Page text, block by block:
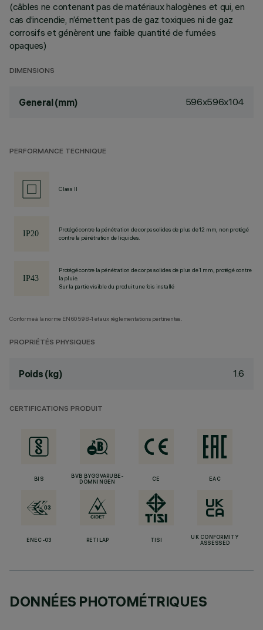
(câbles ne contenant pas de matériaux halogènes et qui, en
cas d’incendie, n’émettent pas de gaz toxiques ni de gaz
corrosifs et génèrent une faible quantité de fumées
opaques)
DIMENSIONS
General (mm) 596x596x104
PERFORMANCE TECHNIQUE
Class II
Protégé contre la pénétration de corps solides de plus de 12 mm, non protégé
contre la pénétration de liquides.
Protégé contre la pénétration de corps solides de plus de 1 mm, protégé contre
la pluie.
Sur la partie visible du produit une fois installé
Conforme à la norme EN60598-1 et aux réglementations pertinentes.
PROPRIÉTÉS PHYSIQUES
Poids (kg) 1.6
CERTIFICATIONS PRODUIT
BIS
BVB BYGGVARUBE-
DÖMNINGEN
CE EAC
ENEC-03 RETILAP TISI
UK CONFORMITY
ASSESSED
DONNÉES PHOTOMÉTRIQUES